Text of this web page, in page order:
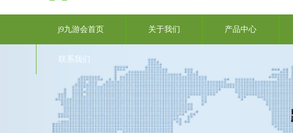
j9九游会首页 关于我们 产品中心
联系我们